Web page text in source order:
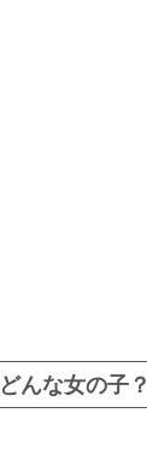
んな女の子？